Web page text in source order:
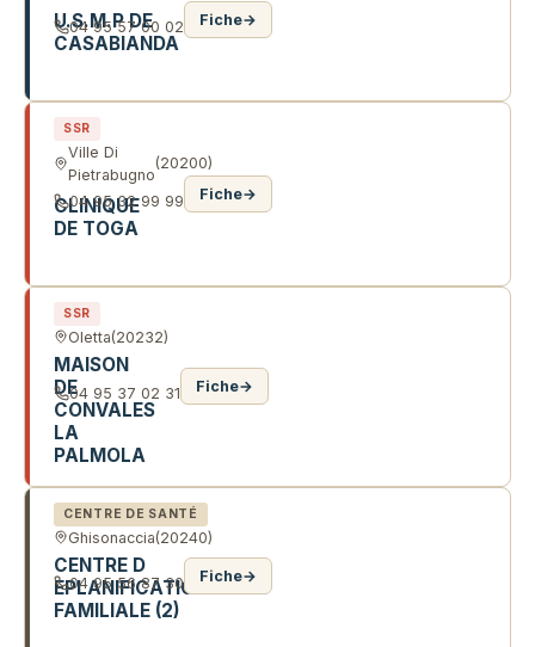
U.S.M.P DE
CASABIANDA
04 95 57 00 02 Fiche→
SSR
Ville Di
Pietrabugno
(20200)
CLINIQUE
DE TOGA
04 95 32 99 99 Fiche→
SSR
Oletta(20232)
MAISON
DE
CONVALES
LA
PALMOLA
04 95 37 02 31 Fiche→
CENTRE DE SANTÉ
Ghisonaccia(20240)
CENTRE D
EPLANIFICATION
FAMILIALE (2)
04 95 56 87 30 Fiche→